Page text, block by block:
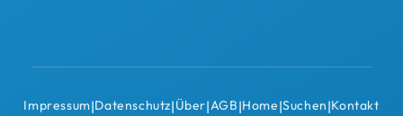
Impressum|Datenschutz|Über|AGB|Home|Suchen|Kontakt